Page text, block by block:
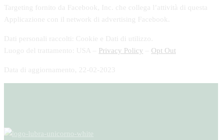
Targeting fornito da Facebook, Inc. che collega l’attività di questa
Applicazione con il network di advertising Facebook.
Dati personali raccolti: Cookie e Dati di utilizzo.
Luogo del trattamento: USA – Privacy Policy Opt Out
Data di aggiornamento, 22-02-2023